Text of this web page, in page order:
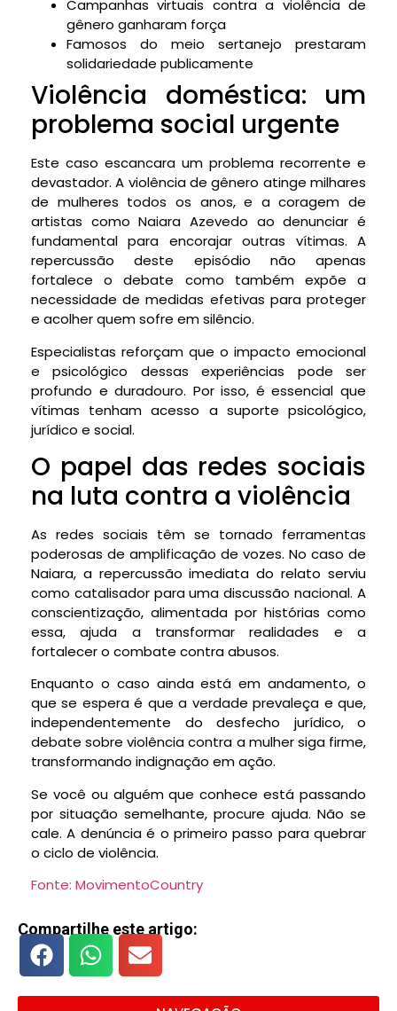
Campanhas virtuais contra a violência de
gênero ganharam força
Famosos do meio sertanejo prestaram
solidariedade publicamente
Violência doméstica: um
problema social urgente
Este caso escancara um problema recorrente e
devastador. A violência de gênero atinge milhares
de mulheres todos os anos, e a coragem de
artistas como Naiara Azevedo ao denunciar é
fundamental para encorajar outras vítimas. A
repercussão deste episódio não apenas
fortalece o debate como também expõe a
necessidade de medidas efetivas para proteger
e acolher quem sofre em silêncio.
Especialistas reforçam que o impacto emocional
e psicológico dessas experiências pode ser
profundo e duradouro. Por isso, é essencial que
vítimas tenham acesso a suporte psicológico,
jurídico e social.
O papel das redes sociais
na luta contra a violência
As redes sociais têm se tornado ferramentas
poderosas de amplificação de vozes. No caso de
Naiara, a repercussão imediata do relato serviu
como catalisador para uma discussão nacional. A
conscientização, alimentada por histórias como
essa, ajuda a transformar realidades e a
fortalecer o combate contra abusos.
Enquanto o caso ainda está em andamento, o
que se espera é que a verdade prevaleça e que,
independentemente do desfecho jurídico, o
debate sobre violência contra a mulher siga firme,
transformando indignação em ação.
Se você ou alguém que conhece está passando
por situação semelhante, procure ajuda. Não se
cale. A denúncia é o primeiro passo para quebrar
o ciclo de violência.
Fonte: MovimentoCountry
Compartilhe este artigo: